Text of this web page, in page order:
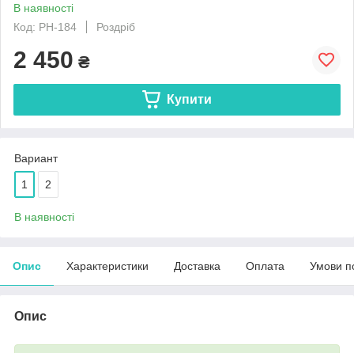
В наявності
Код: РН-184
Роздріб
2 450 ₴
Купити
Вариант
1 2
В наявності
Опис Характеристики Доставка Оплата Умови
Опис